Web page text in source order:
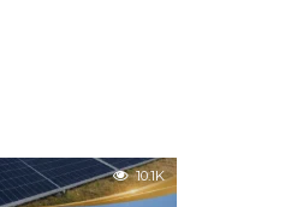
10.1K